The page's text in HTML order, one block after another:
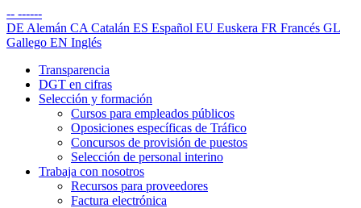
-- ------
DE Alemán CA Catalán ES Español EU Euskera FR Francés GL
Gallego EN Inglés
Transparencia
DGT en cifras
Selección y formación
Cursos para empleados públicos
Oposiciones específicas de Tráfico
Concursos de provisión de puestos
Selección de personal interino
Trabaja con nosotros
Recursos para proveedores
Factura electrónica